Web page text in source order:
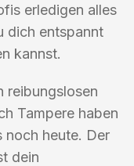
erledigen alles
dich entspannt
kannst.
reibungslosen
Tampere haben
noch heute. Der
dein